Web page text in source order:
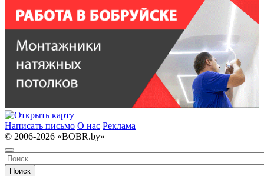
Написать письмо О нас Реклама
© 2006-2026 «BOBR.by»
Поиск